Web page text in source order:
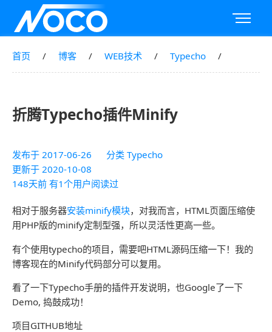
首页 博客 WEB技术 Typecho
折腾Typecho插件Minify
发布于 2017-06-26 分类 Typecho
更新于 2020-10-08
148天前 有1个用户阅读过
相对于服务器安装minify模块，对我而言，HTML页面压缩使
用PHP版的minify定制型强，所以灵活性更高一些。
有个使用typecho的项目，需要吧HTML源码压缩一下！我的
博客现在的Minify代码部分可以复用。
看了一下Typecho手册的插件开发说明，也Google了一下
Demo, 捣鼓成功！
项目GITHUB地址